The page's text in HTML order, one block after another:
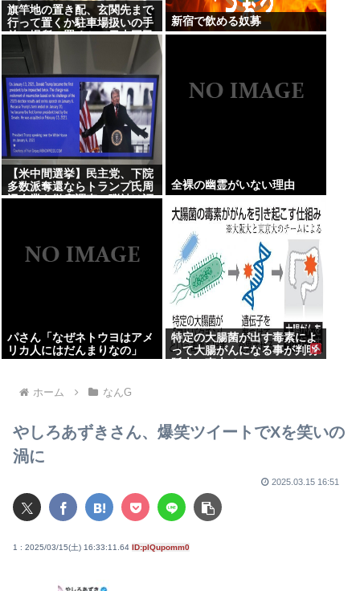
旗竿地の置き配、玄関先まで
行って置くか駐車場扱いの手
前の場所に置くかで日本国民
が激論…
新宿で飲める奴募
【米中間選挙】民主党、下院
多数派奪還ならトランプ氏周
辺企業を徹底調査…弾劾は証
全裸の幽霊がいない理由
パさん「なぜネトウヨはアメ
リカ人にはだんまりなの」
特定の大腸菌が出す毒素によ
って大腸がんになる事が判明
阪大・東大チーム
ホーム なんG
やしろあずきさん、爆笑ツイートでXを笑いの
渦に
2025.03.15 16:51
1 : 2025/03/15(土) 16:33:11.64 ID:plQupomm0